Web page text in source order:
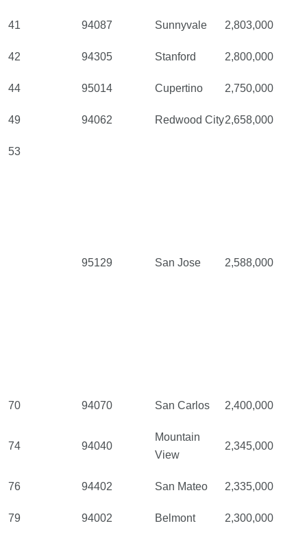
41 94087 Sunnyvale 2,803,000
42 94305 Stanford 2,800,000
44 95014 Cupertino 2,750,000
49 94062 Redwood City2,658,000
53
95129 San Jose 2,588,000
70 94070 San Carlos 2,400,000
74 94040
Mountain
View
2,345,000
76 94402 San Mateo 2,335,000
79 94002 Belmont 2,300,000